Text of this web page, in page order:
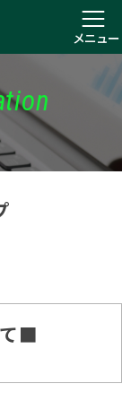
メニュー
■